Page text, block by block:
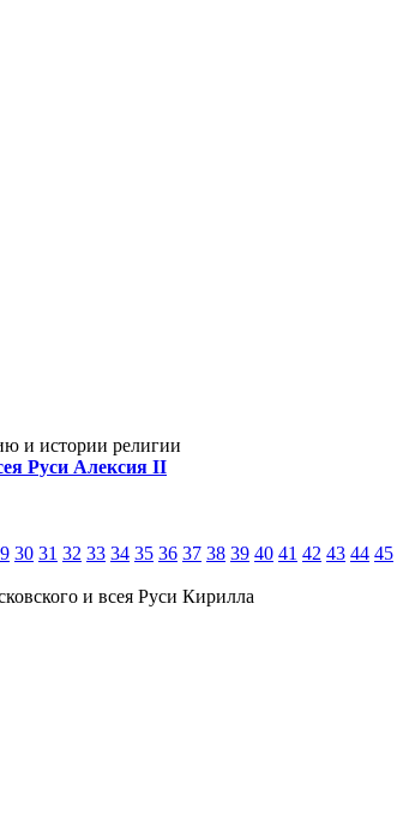
и истории религии
Руси Алексия II
30 31 32 33 34 35 36 37 38 39 40 41 42 43 44 45
и всея Руси Кирилла